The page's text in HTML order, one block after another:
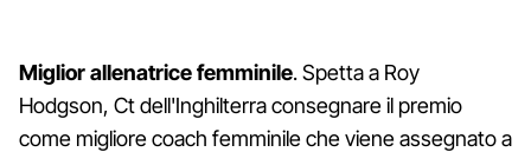
Miglior allenatrice femminile. Spetta a Roy
Hodgson, Ct dell'Inghilterra consegnare il premio
come migliore coach femminile che viene assegnato a